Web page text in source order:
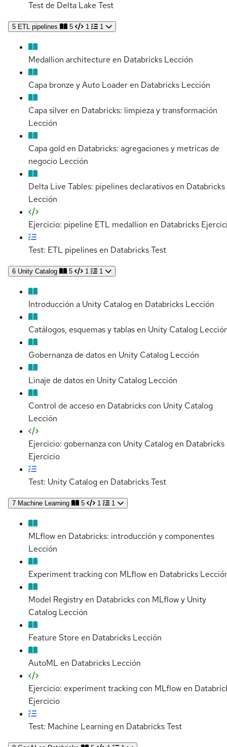
Test de Delta Lake Test
5 ETL pipelines 5 1 1
Medallion architecture en Databricks Lección
Capa bronze y Auto Loader en Databricks Lección
Capa silver en Databricks: limpieza y transformación
Lección
Capa gold en Databricks: agregaciones y metricas de
negocio Lección
Delta Live Tables: pipelines declarativos en Databricks
Lección
Ejercicio: pipeline ETL medallion en Databricks
Test: ETL pipelines en DatabricksTest
6 Unity Catalog 5 1 1
Introducción a Unity Catalog en Databricks Lección
Catálogos, esquemas y tablas en Unity Catalog
Gobernanza de datos en Unity Catalog Lección
Linaje de datos en Unity Catalog Lección
Control de acceso en Databricks con Unity Catalog
Lección
Ejercicio: gobernanza con Unity Catalog en Databricks
Ejercicio
Test: Unity Catalog en DatabricksTest
7 Machine Learning 5 1 1
MLflow en Databricks: introducción y componentes
Lección
Experiment tracking con MLflow en Databricks
Model Registry en Databricks con MLflow y Unity
Catalog Lección
Feature Store en Databricks Lección
AutoML en Databricks Lección
Ejercicio: experiment tracking con MLflow en
Ejercicio
Test: Machine Learning en DatabricksTest